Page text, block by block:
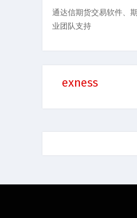
通达信期货交易软件、
业团队支持
exness